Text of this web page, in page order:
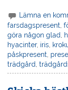
Lämna en
farsdagspresent,
göra någon glad,
hyacinter, iris,
påskpresent,
trädgård,